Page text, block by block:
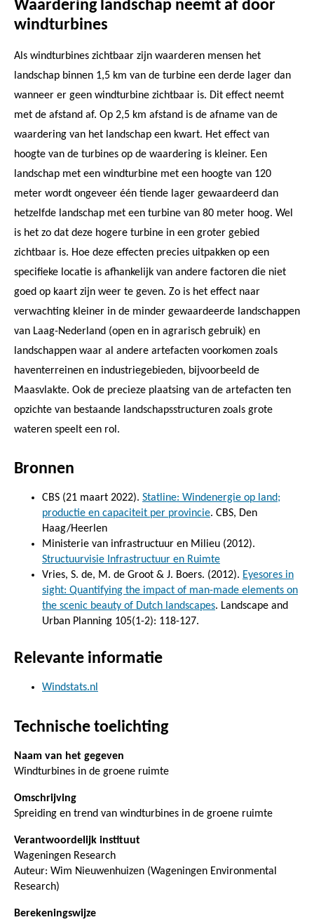
Waardering landschap neemt af door
windturbines
Als windturbines zichtbaar zijn waarderen mensen het
landschap binnen 1,5 km van de turbine een derde lager dan
wanneer er geen windturbine zichtbaar is. Dit effect neemt
met de afstand af. Op 2,5 km afstand is de afname van de
waardering van het landschap een kwart. Het effect van
hoogte van de turbines op de waardering is kleiner. Een
landschap met een windturbine met een hoogte van 120
meter wordt ongeveer één tiende lager gewaardeerd dan
hetzelfde landschap met een turbine van 80 meter hoog. Wel
is het zo dat deze hogere turbine in een groter gebied
zichtbaar is. Hoe deze effecten precies uitpakken op een
specifieke locatie is afhankelijk van andere factoren die niet
goed op kaart zijn weer te geven. Zo is het effect naar
verwachting kleiner in de minder gewaardeerde landschappen
van Laag-Nederland (open en in agrarisch gebruik) en
landschappen waar al andere artefacten voorkomen zoals
haventerreinen en industriegebieden, bijvoorbeeld de
Maasvlakte. Ook de precieze plaatsing van de artefacten ten
opzichte van bestaande landschapsstructuren zoals grote
wateren speelt een rol.
Bronnen
CBS (21 maart 2022). Statline: Windenergie op land;
productie en capaciteit per provincie. CBS, Den
Haag/Heerlen
Ministerie van infrastructuur en Milieu (2012).
Structuurvisie Infrastructuur en Ruimte
Vries, S. de, M. de Groot & J. Boers. (2012). Eyesores in
sight: Quantifying the impact of man-made elements on
the scenic beauty of Dutch landscapes. Landscape and
Urban Planning 105(1-2): 118-127.
Relevante informatie
Windstats.nl
Technische toelichting
Naam van het gegeven
Windturbines in de groene ruimte
Omschrijving
Spreiding en trend van windturbines in de groene ruimte
Verantwoordelijk instituut
Wageningen Research
Auteur: Wim Nieuwenhuizen (Wageningen Environmental
Research)
Berekeningswijze